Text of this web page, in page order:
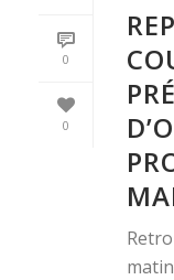
0
0